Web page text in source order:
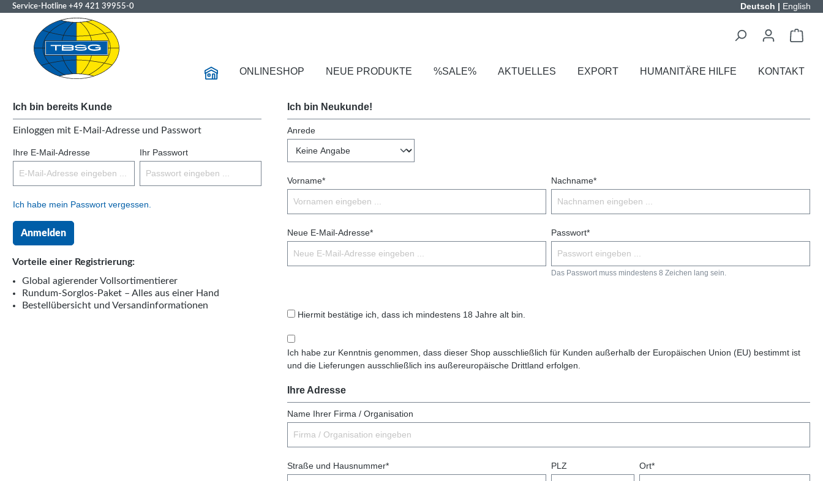
Service-Hotline +49 421 39955-0 Deutsch | English
ONLINESHOP NEUE PRODUKTE %SALE% AKTUELLES EXPORT HUMANITÄRE HILFE KONTAKT
Ich bin bereits Kunde
Einloggen mit E-Mail-Adresse und Passwort
Ihre E-Mail-Adresse Ihr Passwort
Ich habe mein Passwort vergessen.
Anmelden
Vorteile einer Registrierung:
Global agierender Vollsortimentierer
Rundum-Sorglos-Paket – Alles aus einer Hand
Bestellübersicht und Versandinformationen
Ich bin Neukunde!
Anrede
Vorname* Nachname*
Neue E-Mail-Adresse* Passwort*
Das Passwort muss mindestens 8 Zeichen lang sein.
Hiermit bestätige ich, dass ich mindestens 18 Jahre alt bin.
Ich habe zur Kenntnis genommen, dass dieser Shop ausschließlich für Kunden außerhalb der Europäischen Union (EU) bestimmt ist
und die Lieferungen ausschließlich ins außereuropäische Drittland erfolgen.
Ihre Adresse
Name Ihrer Firma / Organisation
Straße und Hausnummer* PLZ Ort*